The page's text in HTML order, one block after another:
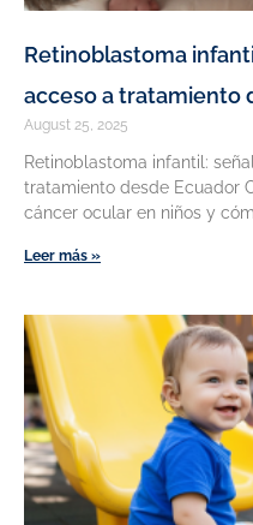
Retinoblastoma
acceso a tratamiento
August 25, 2025
Retinoblastoma infantil:
tratamiento desde Ecuador
cáncer ocular en niños y
Leer más »